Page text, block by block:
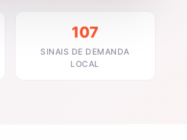
107
SINAIS DE DEMANDA
LOCAL